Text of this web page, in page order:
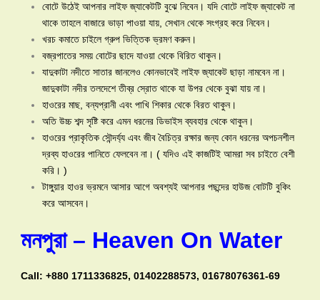
বোটে উঠেই আপনার লাইফ জ্যাকেটটি বুঝে নিবেন। যদি বোটে লাইফ জ্যাকেট না
থাকে তাহলে বাজারে ভাড়া পাওয়া যায়, সেখান থেকে সংগ্রহ করে নিবেন।
খরচ কমাতে চাইলে গ্রুপ ভিত্তিক ভ্রমণ করুন।
বজ্রপাতের সময় বোটের ছাদে যাওয়া থেকে বিরিত থাকুন।
যাদুকাটা নদীতে সাতার জানলেও কোনভাবেই লাইফ জ্যাকেট ছাড়া নামবেন না।
জাদুকাটা নদীর তলদেশে তীব্র স্রোত থাকে যা উপর থেকে বুঝা যায় না।
হাওরের মাছ, বন্যপ্রানী এবং পাখি শিকার থেকে বিরত থাকুন।
অতি উচ্চ শব্দ সৃষ্টি করে এমন ধরনের ডিভাইস ব্যবহার থেকে থাকুন।
হাওরের প্রাকৃতিক সৌন্দর্য্য এবং জীব বৈচিত্র রক্ষার জন্য কোন ধরনের অপচনশীল
দ্রব্য হাওরের পানিতে ফেলবেন না। ( যদিও এই কাজটিই আমরা সব চাইতে বেশী
করি। )
টাঙ্গুয়ার হাওর ভ্রমনে আসার আগে অবশ্যই আপনার পছন্দের হাউজ বোটটি বুকিং
করে আসবেন।
মনপুরা – Heaven On Water
Call: +880 1711336825, 01402288573, 01678076361-69